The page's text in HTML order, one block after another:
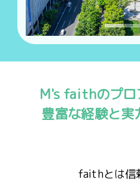
M's faithのプロ
豊富な経験と実
faithとは信